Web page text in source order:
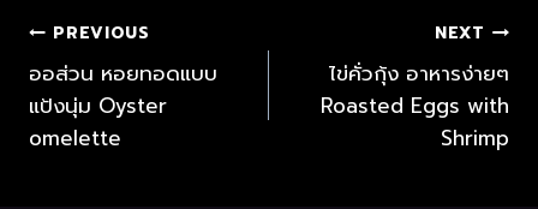
PREVIOUS
ออส่วน หอยทอดแบบ
แป้งนุ่ม Oyster
omelette
NEXT
ไข่คั่วกุ้ง อาหารง่ายๆ
Roasted Eggs with
Shrimp